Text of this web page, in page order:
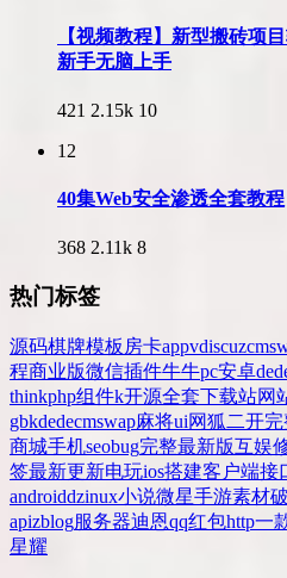
【视频教程】新型搬砖项
新手无脑上手
421 2.15k 10
12
40集Web安全渗透全套教程
368 2.11k 8
热门标签
源码棋牌模板 房卡appvdiscuzcms
程商业版微信插件牛牛pc安卓
thinkphp组件k开源全套下载站网
gbkdedecmswap麻将ui网狐 二开完
商城手机seobug完整最新版互娱
签最新更新电玩ios搭建客户端接
androiddzinux小说微星手游素材
apizblog服务器迪恩qq红包http一
星耀